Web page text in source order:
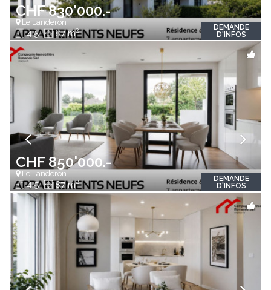
CHF 830'000.-
Le Landeron
4.5 87 m2
DEMANDE
D'INFOS
CHF 850'000.-
Le Landeron
4.5 87 m2
DEMANDE
D'INFOS